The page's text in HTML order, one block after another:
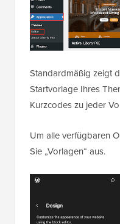
Standardmäßig zeigt
Startvorlage Ihres
Kurzcodes zu jeder
Um alle verfügbaren
Sie „Vorlagen“ aus.